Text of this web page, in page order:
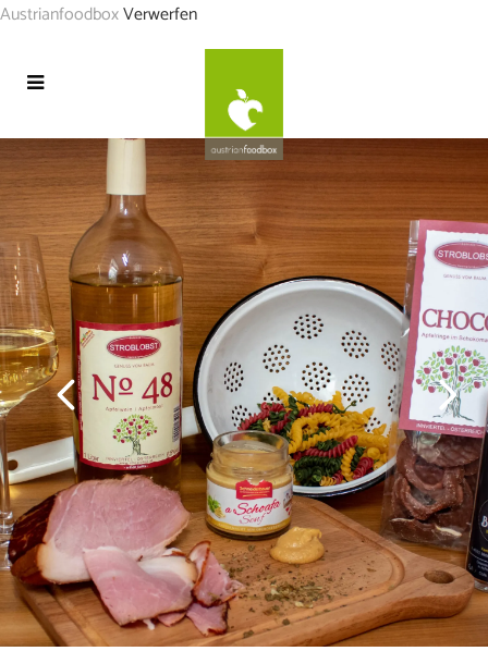
AustrianfoodboxVerwerfen